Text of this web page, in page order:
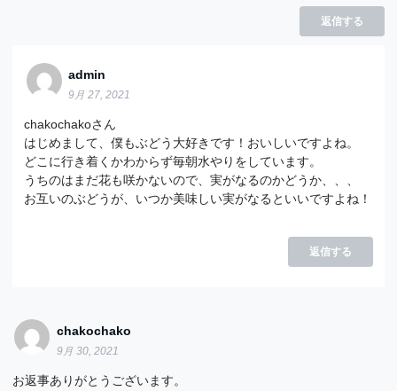
返信する
admin
9月 27, 2021
chakochakoさん
はじめまして、僕もぶどう大好きです！おいしいですよね。
どこに行き着くかわからず毎朝水やりをしています。
うちのはまだ花も咲かないので、実がなるのかどうか、、、
お互いのぶどうが、いつか美味しい実がなるといいですよね！
返信する
chakochako
9月 30, 2021
お返事ありがとうございます。